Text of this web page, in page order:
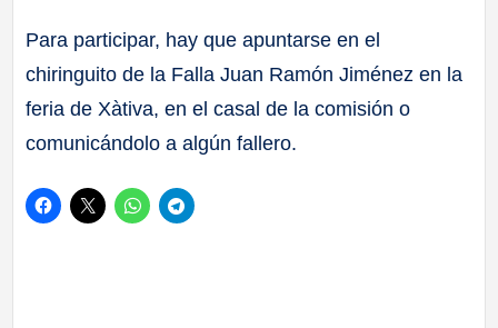
Para participar, hay que apuntarse en el
chiringuito de la Falla Juan Ramón Jiménez en la
feria de Xàtiva, en el casal de la comisión o
comunicándolo a algún fallero.